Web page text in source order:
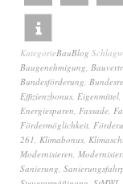
KategorieBauBlog
Baugenehmigung,
Bundesförderung,
Effizienzbonus, Eigenmittel,
Energiesparen, Fassade,
Fördermöglichkeit,
261, Klimabonus,
Modernisieren,
Sanierung,